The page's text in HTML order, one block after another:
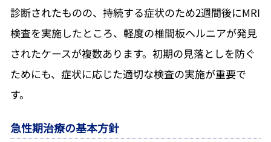
診断されたものの、持続する症状のため2週間後にMRI
検査を実施したところ、軽度の椎間板ヘルニアが発見
されたケースが複数あります。初期の見落としを防ぐ
ためにも、症状に応じた適切な検査の実施が重要で
す。
急性期治療の基本方針